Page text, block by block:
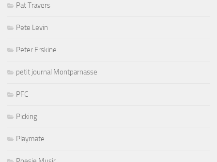
Pat Travers
Pete Levin
Peter Erskine
petit journal Montparnasse
PFC
Picking
Playmate